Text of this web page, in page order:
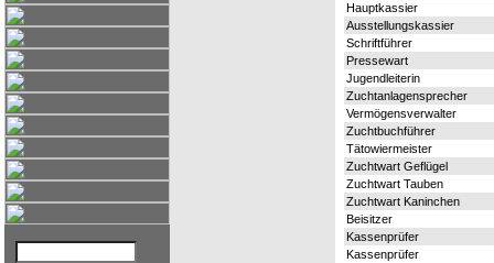
Hauptkassier
Ausstellungskassier
Schriftführer
Pressewart
Jugendleiterin
Zuchtanlagensprecher
Vermögensverwalter
Zuchtbuchführer
Tätowiermeister
Zuchtwart Geflügel
Zuchtwart Tauben
Zuchtwart Kaninchen
Beisitzer
Kassenprüfer
Kassenprüfer